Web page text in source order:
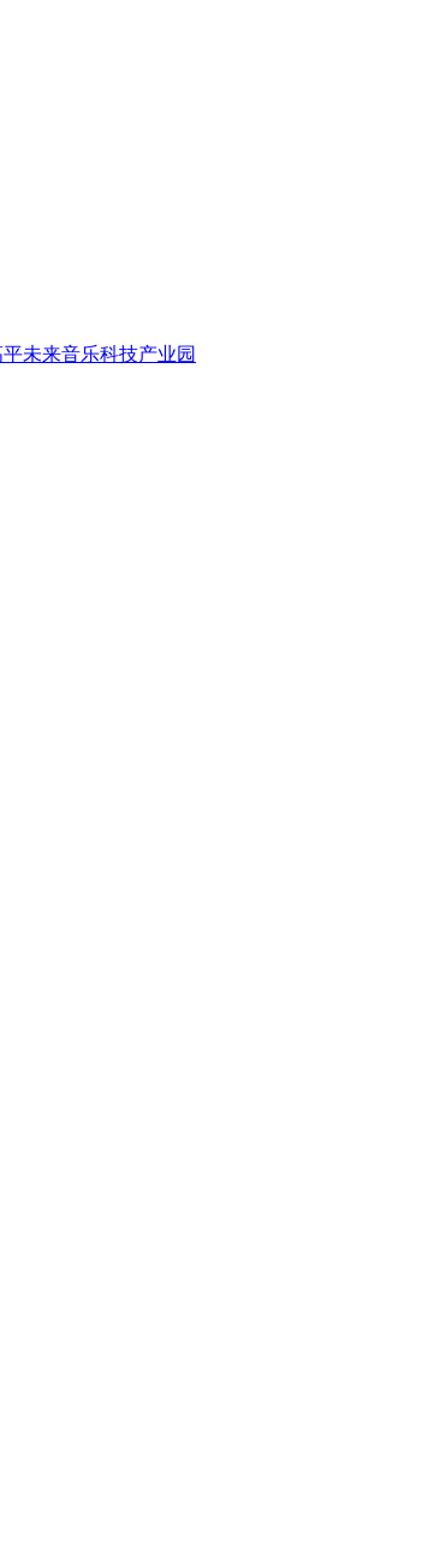
未来音乐科技产业园